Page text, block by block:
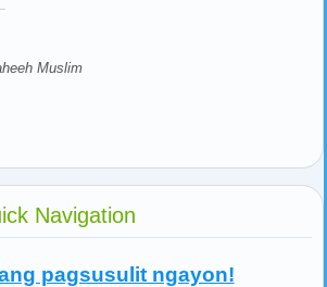
Muslim
Navigation
pagsusulit ngayon!